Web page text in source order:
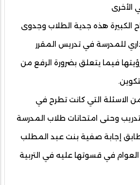
الأخرى
الكبيرة هذه جدية الطلاب وجدوى
للمدرسة في تدريس المقرر
فيما يتعلق بضرورة الرفع من
الاسئلة التي كانت تطرح في
وحتى امتحانات طلاب المدرسة
إجابة صفية بنت عبد المطلب
العوام في قسوتها عليه في التربية